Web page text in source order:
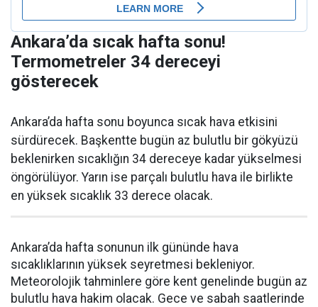
Ankara’da sıcak hafta sonu!
Termometreler 34 dereceyi
gösterecek
Ankara’da hafta sonu boyunca sıcak hava etkisini
sürdürecek. Başkentte bugün az bulutlu bir gökyüzü
beklenirken sıcaklığın 34 dereceye kadar yükselmesi
öngörülüyor. Yarın ise parçalı bulutlu hava ile birlikte
en yüksek sıcaklık 33 derece olacak.
Ankara’da hafta sonunun ilk gününde hava
sıcaklıklarının yüksek seyretmesi bekleniyor.
Meteorolojik tahminlere göre kent genelinde bugün az
bulutlu hava hakim olacak. Gece ve sabah saatlerinde